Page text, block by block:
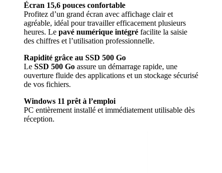
Écran 15,6 pouces confortable
Profitez d’un grand écran avec affichage clair et
agréable, idéal pour travailler efficacement plusieurs
heures. Le pavé numérique intégré facilite la saisie
des chiffres et l’utilisation professionnelle.
Rapidité grâce au SSD 500 Go
Le SSD 500 Go assure un démarrage rapide, une
ouverture fluide des applications et un stockage sécurisé
de vos fichiers.
Windows 11 prêt à l’emploi
PC entièrement installé et immédiatement utilisable dès
réception.